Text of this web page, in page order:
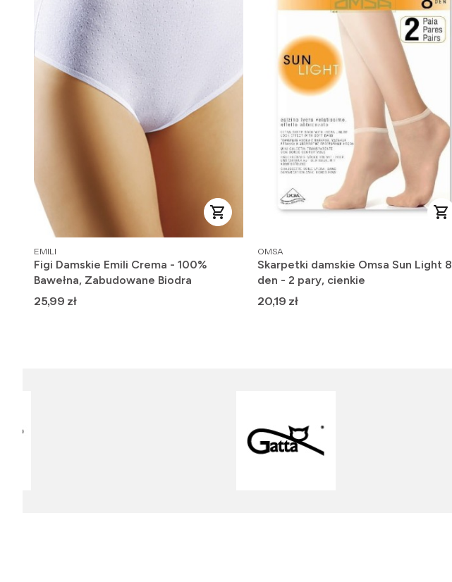
PRODUCENT
EMILI
Figi Damskie Emili Crema - 100%
Bawełna, Zabudowane Biodra
Cena
25,99 zł
PRODUCENT
OMSA
Skarpetki damskie Omsa Sun Light 8
den - 2 pary, cienkie
Cena
20,19 zł